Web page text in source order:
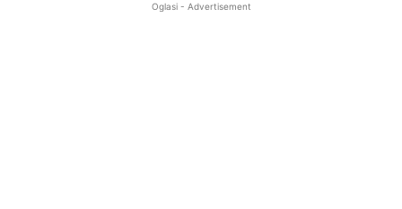
Oglasi - Advertisement